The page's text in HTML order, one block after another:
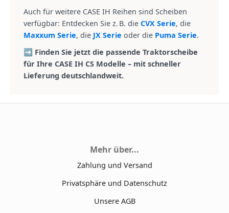
Auch für weitere CASE IH Reihen sind Scheiben
verfügbar: Entdecken Sie z. B. die CVX Serie, die
Maxxum Serie, die JX Serie oder die Puma Serie.
➡️ Finden Sie jetzt die passende Traktorscheibe
für Ihre CASE IH CS Modelle – mit schneller
Lieferung deutschlandweit.
Mehr über...
Zahlung und Versand
Privatsphäre und Datenschutz
Unsere AGB